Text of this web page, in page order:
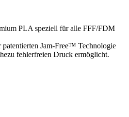
PLA speziell für alle FFF/FDM
Jam-Free™ Technologie
fehlerfreien Druck ermöglicht.